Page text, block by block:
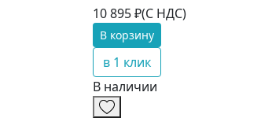
10 895 ₽(С НДС)
В корзину
в 1 клик
В наличии